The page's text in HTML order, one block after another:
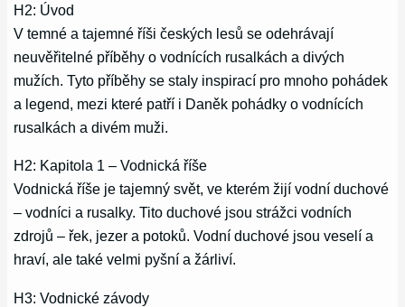
H2: Úvod
V temné a tajemné říši českých lesů se odehrávají
neuvěřitelné příběhy o vodnících rusalkách a divých
mužích. Tyto příběhy se staly inspirací pro mnoho pohádek
a legend, mezi které patří i Daněk pohádky o vodnících
rusalkách a divém muži.
H2: Kapitola 1 – Vodnická říše
Vodnická říše je tajemný svět, ve kterém žijí vodní duchové
– vodníci a rusalky. Tito duchové jsou strážci vodních
zdrojů – řek, jezer a potoků. Vodní duchové jsou veselí a
hraví, ale také velmi pyšní a žárliví.
H3: Vodnické závody